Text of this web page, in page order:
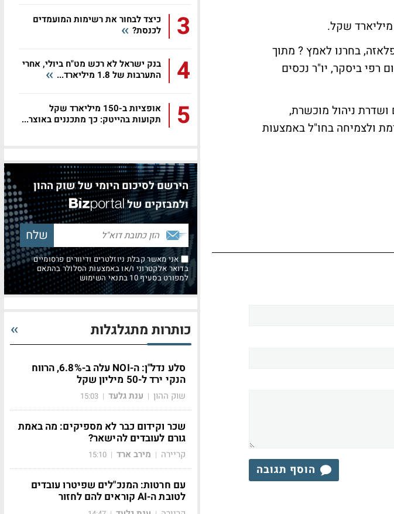
דולר לפרויקט הפלאזה, בחרנו לאמץ ? מתוך
רפי ביסקר, יו"ר נכסים
ושדרת ניהול מוכשרת,
ולצמיחה בחו"ל באמצעות
הוסף תגובה
3
כיצד לבחור את רשימות המועמדים
לכנסת?
4
בנק ישראל לא רכש מט"ח ביולי, אחרי
התערבות של 1.8 מיליארד...
5
אופציות ב-150 מיליארד שקל
תקועות בהייטק: כך מתכננים באוצר...
הירשם לסיכום היומי של שוק ההון
ולמבזקים של
אני מאשר קבלת ניוזלטרים ודיוורים פרסומיים
בדואר אלקטרוני ו/או באמצעות הסלולר בהתאם
למפורט בסעיף 10 בתנאי השימוש
כותרות מתגלגלות
סלע נדל"ן: ה-NOI עלה ב-6.8%, הרווח
הנקי ירד ל-50 מיליון שקל
שוק ההון | ענת גלעד |
15:03
שכר וקידום כבר לא מספיקים: מה באמת
גורם לעובדים להישאר?
קריירה | מירב ארד |
15:10
עם חרטות: המנכ"לים שפיטרו עובדים
לטובת ה-AI קוראים להם לחזור